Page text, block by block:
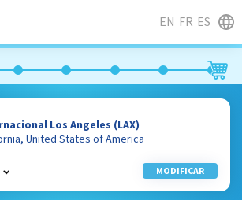
EN FR ES
Los Angeles (LAX)
United States of America
MODIFICAR